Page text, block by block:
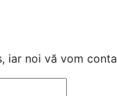
iar noi vă vom